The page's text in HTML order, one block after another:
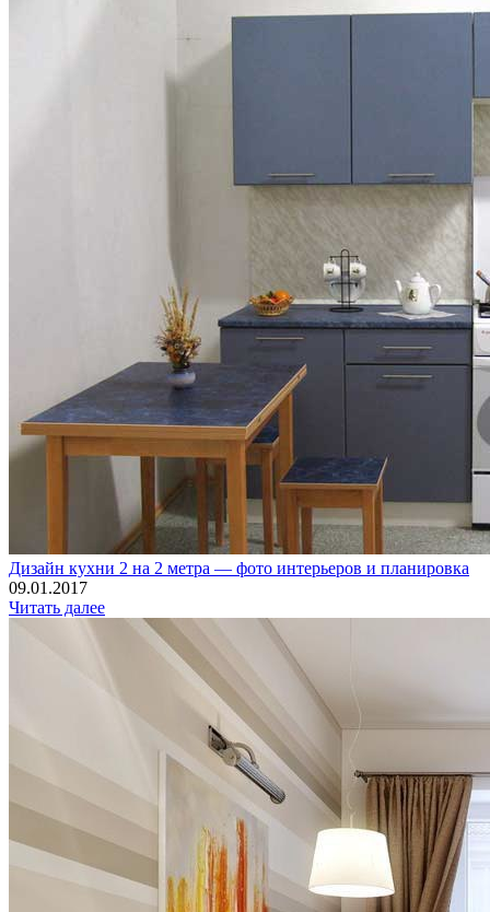
Дизайн кухни 2 на 2 метра — фото интерьеров и планировка
09.01.2017
Читать далее